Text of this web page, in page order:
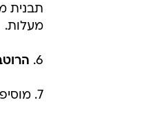
מעלות.
6.
7. מוסיפים את כל התבלינים ומטגנים עד 1-2 דקות עד שריח התבלינים עולה.